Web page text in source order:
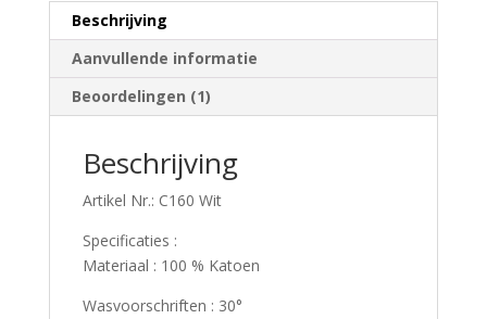
Beschrijving
Aanvullende informatie
Beoordelingen (1)
Beschrijving
Artikel Nr.: C160 Wit
Specificaties :
Materiaal : 100 % Katoen
Wasvoorschriften : 30°